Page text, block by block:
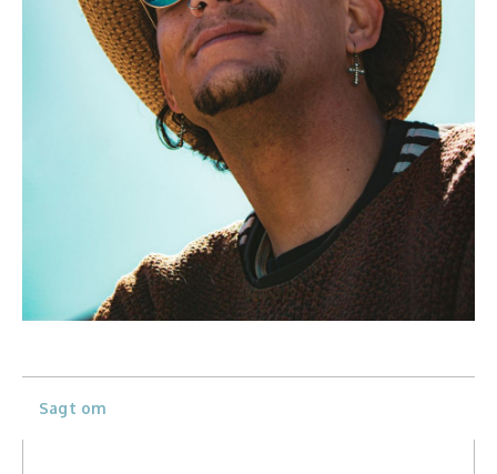
Moderator, konferencier
Moderator
Workshopledare, facilitator
Underhållning och event
Event
Ljus och belysning
Sagt om